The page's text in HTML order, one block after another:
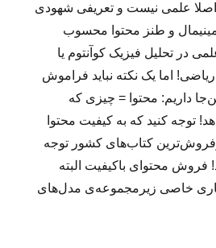
اصلا علمی نیست و تعریفی شهودی
و طنز محتوا محسوب
در تحلیل فیزیک کوآنتوم یا
اما یک نکته نباید فراموش
داریم: محتوا = چیزی که
توجه کنید که به کیفیت محتوا
کتاب‌های کشور توجه
فروش محتوای باکیفیت البته
خاصی زیرمجموعه‌ی مدل‌های